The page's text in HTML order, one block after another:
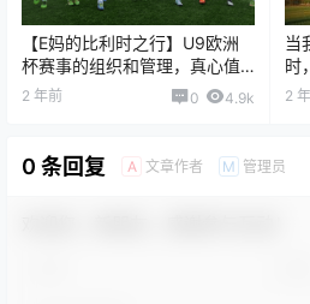
【E妈的比利时之行】U9欧洲
杯赛事的组织和管理，真心值
得学习
2 年前 0 4.9k
当
时
2
0 条回复 A 文章作者 M 管理员